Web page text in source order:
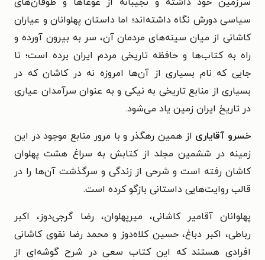
سیاسی دورش نگاه داشته‌اند؛ اما داستان پهلوانان و عیاران
کاشانی از میان سینه‌های مردمان آن، سر به بیرون آورده و
راه به کتاب‌ها و حافظه تاریخی مردم ایران برده است؛ تا
جایی که نام بسیاری از آن‌ها امروزه نه در کاشان که در
بسیاری از منابع تاریخی به نیکی و به عنوان سرآمدان عیاری
در تاریخ ایران زمین یاد می‌شود.
خسرو آقایاری از همین رهگذر و با مرور منابع موجود در این
زمینه در ششمین مجلد از کتابش به سراغ هشت پهلوان
کاشان رفته است و شرحی از زندگی و سرگذشت آن‌ها را در
قالب روایت‌هایی داستانی بازگو کرده است.
پهلوانان آقامیر کاشانی، میرپهلوان، رضا گرجی‌دوز، اکبر
رباطی، اکبر دباغ، حسین کلاه‌دوز و محمد رضا نقوی کاشانی
افرادی هستند که این کتاب سعی در شرح گوشه‌ای از